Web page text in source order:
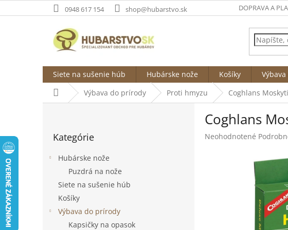
na
0948 617 154 shop@hubarstvo.sk DOPRAVA A
Siete na sušenie húb Hubárske nože Košíky
DomovVýbava do prírody Proti hmyzu Coghlans
kategórie
Kategórie
Hubárske nože
Puzdrá na nože
Siete na sušenie húb
Košíky
Výbava do prírody
Kapsičky na opasok
Coghlans
Priemerné
Neohodnotené